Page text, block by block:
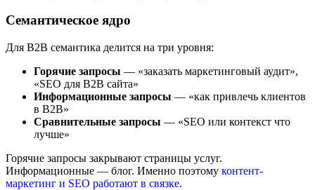
Семантическое ядро
Для B2B семантика делится на три уровня:
Горячие запросы — «заказать маркетинговый аудит»,
«SEO для B2B сайта»
Информационные запросы — «как привлечь клиентов
в B2B»
Сравнительные запросы — «SEO или контекст что
лучше»
Горячие запросы закрывают страницы услуг.
Информационные — блог. Именно поэтому контент-
маркетинг и SEO работают в связке.